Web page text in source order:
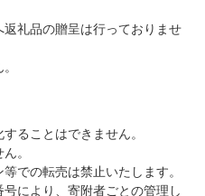
礼品の贈呈は行っておりませ
ることはできません。
。
での転売は禁止いたします。
により、寄附者ごとの管理し